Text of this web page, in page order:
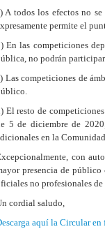
A todos los efectos no
permite el
En las competiciones
no podrán
Las competiciones de
El resto de
5 de diciembre de
en la
con
presencia de
no profesionales
cordial saludo,
aquí la Circular en